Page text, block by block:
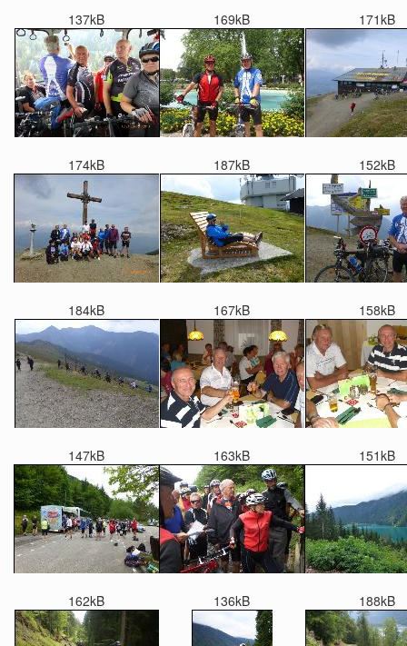
137kB 169kB 171kB
174kB 187kB 152kB
184kB 167kB 158kB
147kB 163kB 151kB
162kB 136kB 188kB